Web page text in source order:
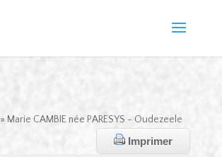
» Marie CAMBIE née PARESYS - Oudezeele
Imprimer